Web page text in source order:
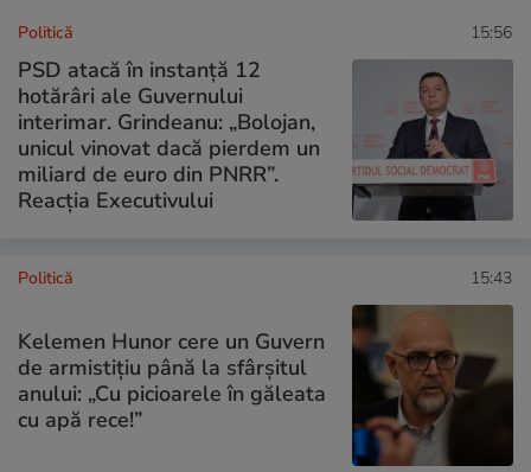
Politică 15:56
PSD atacă în instanță 12
hotărâri ale Guvernului
interimar. Grindeanu: „Bolojan,
unicul vinovat dacă pierdem un
miliard de euro din PNRR”.
Reacția Executivului
Politică 15:43
Kelemen Hunor cere un Guvern
de armistițiu până la sfârșitul
anului: „Cu picioarele în găleata
cu apă rece!”